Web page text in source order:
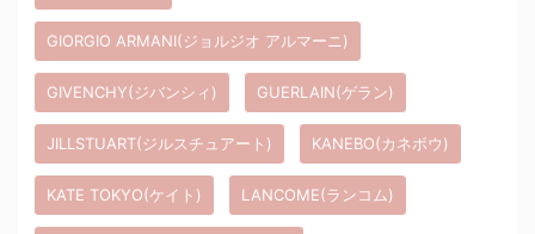
GIORGIO ARMANI(ジョルジオ アルマーニ)
GIVENCHY(ジバンシィ) GUERLAIN(ゲラン)
JILLSTUART(ジルスチュアート) KANEBO(カネボウ)
KATE TOKYO(ケイト) LANCOME(ランコム)